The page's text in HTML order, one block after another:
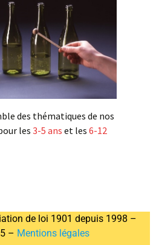
des thématiques de nos
les 3-5 ans et les 6-12
de loi 1901 depuis 1998 –
– Mentions légales